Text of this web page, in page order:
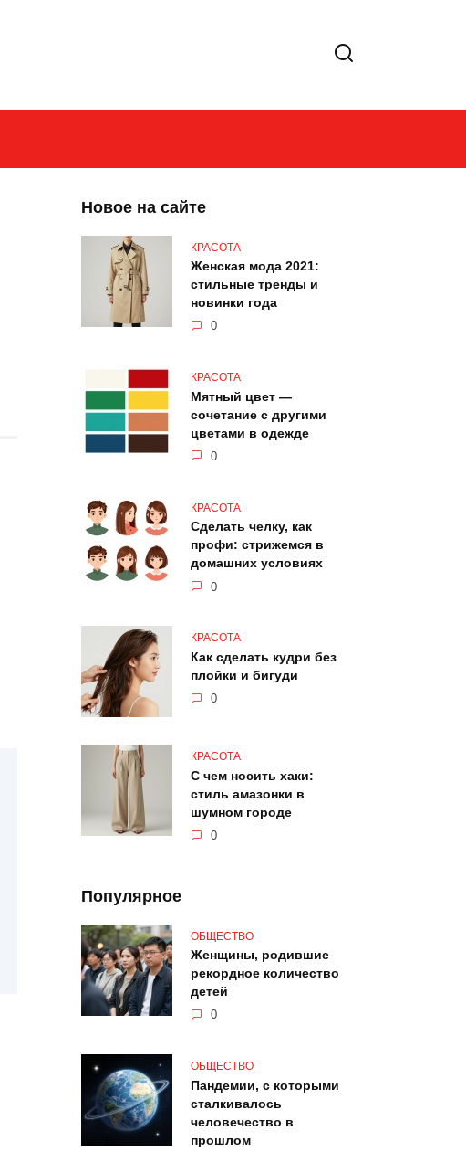
Новое на сайте
КРАСОТА
Женская мода 2021:
стильные тренды и
новинки года
0
КРАСОТА
Мятный цвет —
сочетание с другими
цветами в одежде
0
КРАСОТА
Сделать челку, как
профи: стрижемся в
домашних условиях
0
КРАСОТА
Как сделать кудри без
плойки и бигуди
0
КРАСОТА
С чем носить хаки:
стиль амазонки в
шумном городе
0
Популярное
ОБЩЕСТВО
Женщины, родившие
рекордное количество
детей
0
ОБЩЕСТВО
Пандемии, с которыми
сталкивалось
человечество в
прошлом